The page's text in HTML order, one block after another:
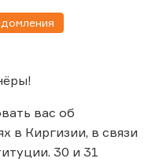
вас об
в Киргизии, в связи
30 и 31